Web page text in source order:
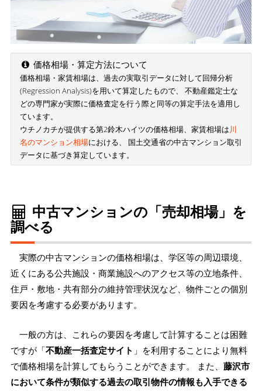
価格相場・算定方法について
価格相場・家賃相場は、過去の実取引データに対して回帰分析
(Regression Analysis)を用いて算定したもので、 不動産鑑定士な
どの専門家が実際に価格査定を行う際と同等の算定手法を適用し
ています。
ウチノカチが提供する第2鈴木ハイツの価格相場、家賃相場は川
名のマンション相場における、 国土交通省の中古マンション取引
データに基づき算定しています。
中古マンションの「売却相場」を
調べる
実際の中古マンションの価格相場は、学区等の周辺環境、
近くにある公共施設・商業施設へのアクセス等の立地条件、
住戸・敷地・共有部分の維持管理状況など、物件ごとの個別
要因を考慮する必要があります。
一般の方は、これらの要因を考慮して計算することは困難
ですが「不動産一括査定サイト 」を利用することにより無料
で価格相場を計算してもらうことができます。 また、 藤沢市
において条件が類似する過去の取引物件の情報も入手できる